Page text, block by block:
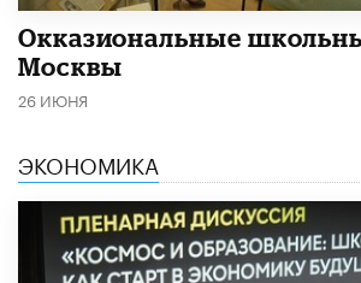
​Окказиональные
Москвы
26 ИЮНЯ
ЭКОНОМИКА